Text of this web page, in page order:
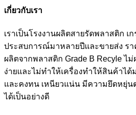
เกี่ยวกับเรา
เราเป็นโรงงานผลิตสายรัดพลาสติก เ
ประสบการณ์มาหลายปีและขายส่ง รา
ผลิตจากพลาสติก Grade B Recyle ไ
ง่ายและไม่ทำให้เครื่องทำให้สินค้าไ
และคงทน เหนียวแน่น มีความยึดหยุ่
ได้เป็นอย่างดี